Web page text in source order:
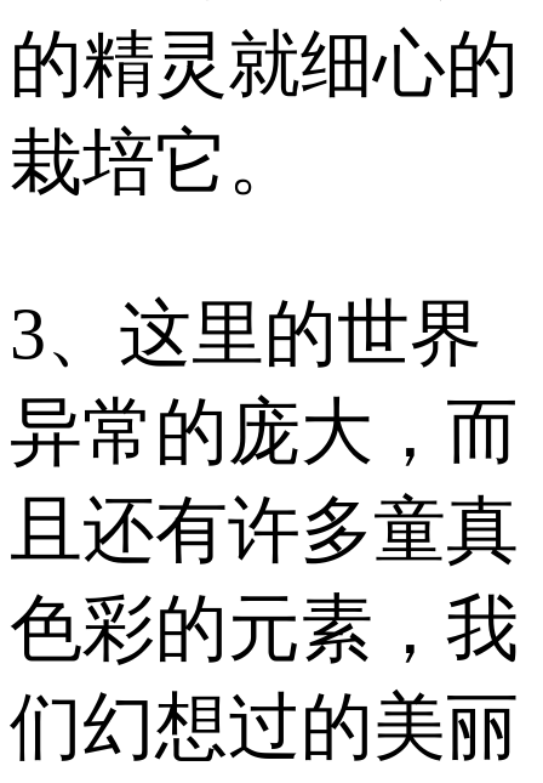
的精灵就细心的
栽培它。
3、这里的世界
异常的庞大，而
且还有许多童真
色彩的元素，我
们幻想过的美丽